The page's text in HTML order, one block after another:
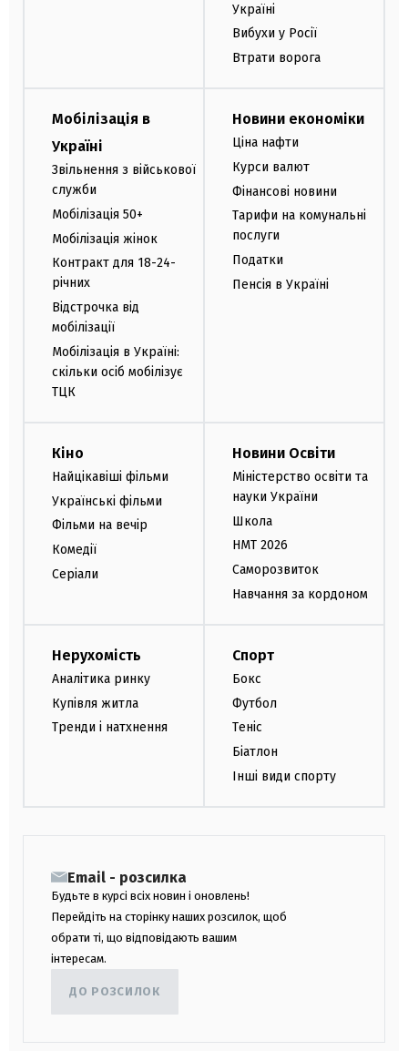
Україні
Вибухи у Росії
Втрати ворога
Мобілізація в
Україні
Звільнення з військової
служби
Мобілізація 50+
Мобілізація жінок
Контракт для 18-24-
річних
Відстрочка від
мобілізації
Мобілізація в Україні:
скільки осіб мобілізує
ТЦК
Новини економіки
Ціна нафти
Курси валют
Фінансові новини
Тарифи на комунальні
послуги
Податки
Пенсія в Україні
Кіно
Найцікавіші фільми
Українські фільми
Фільми на вечір
Комедії
Серіали
Новини Освіти
Міністерство освіти та
науки України
Школа
НМТ 2026
Саморозвиток
Навчання за кордоном
Нерухомість
Аналітика ринку
Купівля житла
Тренди і натхнення
Спорт
Бокс
Футбол
Теніс
Біатлон
Інші види спорту
Email - розсилка
Будьте в курсі всіх новин і оновлень!
Перейдіть на сторінку наших розсилок, щоб
обрати ті, що відповідають вашим
інтересам.
ДО РОЗСИЛОК